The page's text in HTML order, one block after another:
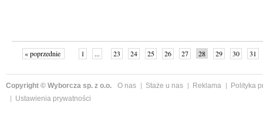
« poprzednie 1 ... 23 24 25 26 27 28 29 30
31
Copyright © Wyborcza sp. z o.o. O nas Staże u nas Reklama
Polityka
Ustawienia prywatności